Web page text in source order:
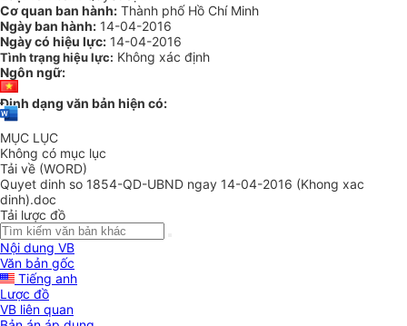
Cơ quan ban hành: Thành phố Hồ Chí Minh
Ngày ban hành: 14-04-2016
Ngày có hiệu lực: 14-04-2016
Tình trạng hiệu lực: Không xác định
Ngôn ngữ:
Định dạng văn bản hiện có:
MỤC LỤC
Không có mục lục
Tải về (WORD)
Quyet dinh so 1854-QD-UBND ngay 14-04-2016 (Khong xac
dinh).doc
Tải lược đồ
Nội dung VB
Văn bản gốc
Tiếng anh
Lược đồ
VB liên quan